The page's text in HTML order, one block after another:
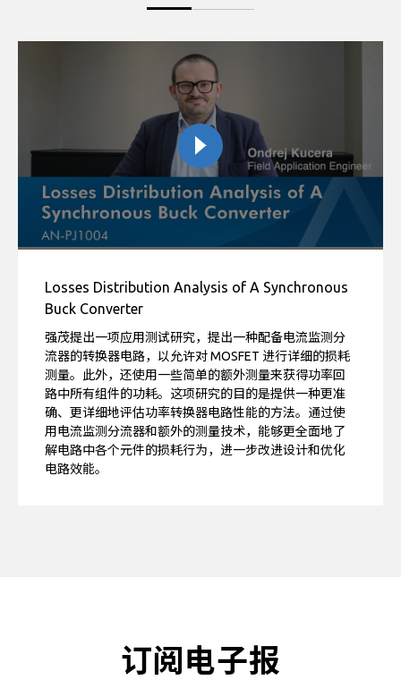
Losses Distribution Analysis of A Synchronous
Buck Converter
强茂提出一项应用测试研究，提出一种配备电流监测分
流器的转换器电路，以允许对 MOSFET 进行详细的损耗
测量。此外，还使用一些简单的额外测量来获得功率回
路中所有组件的功耗。这项研究的目的是提供一种更准
确、更详细地评估功率转换器电路性能的方法。通过使
用电流监测分流器和额外的测量技术，能够更全面地了
解电路中各个元件的损耗行为，进一步改进设计和优化
电路效能。
订阅电子报